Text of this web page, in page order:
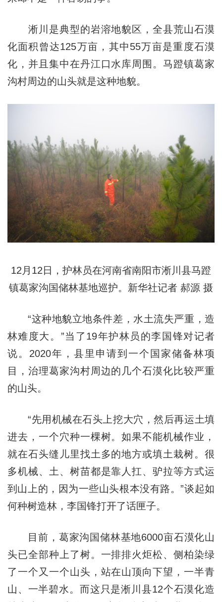
淅川是典型的岩溶地貌区，全县荒山石漠
化面积曾达125万亩，其中55万亩是重度石漠
化，并且集中在丹江口水库周围。马蹬镇葛家
沟村周边的山头就是这种地貌。
12月12日，护林员在河南省南阳市淅川县马蹬
镇葛家沟国储林基地巡护。新华社记者 郝源 摄
“这种地貌立地条件差，水土流失严重，造
林难度大。”当了19年护林员的李国锋对记者
说。2020年，县里申请到一个国家储备林项
目，治理葛家沟村周边的几个石漠化比较严重
的山头。
“先用机械在石头上挖大穴，然后再运土填
进去，一个穴种一棵树。如果不能机械作业，
就在石头缝儿里找土多的地方或填土栽树。很
多机械、土、树苗都是靠人扛、驴拉等方式运
到山上的，因为一些山头根本没有路。”谈起如
何种树造林，李国锋打开了话匣子。
目前，葛家沟国储林基地6000亩石漠化山
头已全部种上了树。一排排火炬松、侧柏染绿
了一个又一个山头，站在山顶向下望，一半青
山、一半碧水。而这只是淅川县12个石漠化造